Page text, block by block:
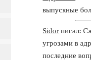
выпускные
Sidor писал:
угрозами в
последние